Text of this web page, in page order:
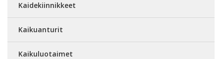
Kaidekiinnikkeet
Kaikuanturit
Kaikuluotaimet